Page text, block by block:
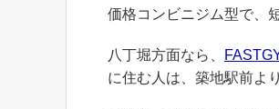
価格コンビニジム型で、
八丁堀方面なら、
に住む人は、築地駅前よ